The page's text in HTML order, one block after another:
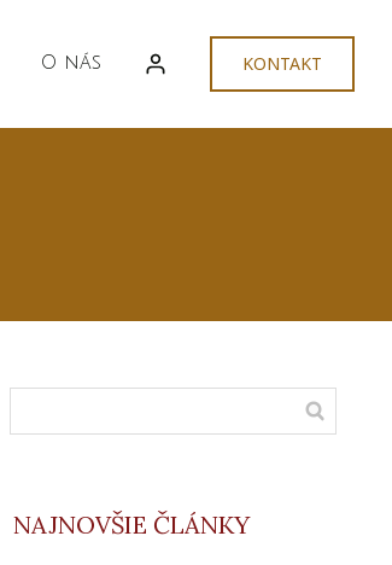
O nás KONTAKT
NAJNOVŠIE ČLÁNKY